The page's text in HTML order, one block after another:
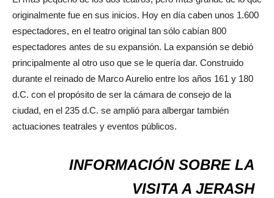
originalmente fue en sus inicios. Hoy en día caben unos 1.600
espectadores, en el teatro original tan sólo cabían 800
espectadores antes de su expansión. La expansión se debió
principalmente al otro uso que se le quería dar. Construido
durante el reinado de Marco Aurelio entre los años 161 y 180
d.C. con el propósito de ser la cámara de consejo de la
ciudad, en el 235 d.C. se amplió para albergar también
actuaciones teatrales y eventos públicos.
INFORMACIÓN SOBRE LA
VISITA A JERASH